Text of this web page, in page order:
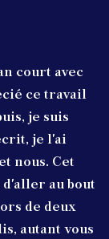
court avec
ce travail
je suis
je l'ai
nous. Cet
au bout
de deux
autant vous